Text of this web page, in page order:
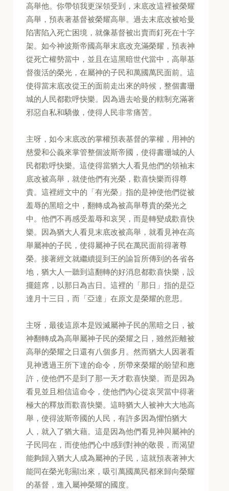
高舉他。你帶領我更深領受到，末底改這裡被榮耀
高舉，預表著基督被榮耀高舉。過去末底改被哈曼
陷害陷入死亡困境，就像基督被出賣而釘死在十字
架。如今神波斯帝國高舉末底改充滿榮耀，預表神
從死亡權勢當中，並且在這黑暗世代當中，高舉基
督復活的榮光，在屬神的子民和萬國萬民面前。這
使得當末底改從王的面前走出來的時候，整個書珊
城的人民都歡呼快樂。因為過去哈曼的轄制充滿著
邪惡自私和驕傲，使得人民非常痛苦。
主呀，如今末底改的掌權預表基督的掌權，用神的
慈愛和公義來掌管整個波斯帝國，使得書珊城的人
民都歡呼快樂。這使得當猶大人看見他們的領袖末
底改被高舉，就使他們有光榮，歡喜快樂而得尊
貴。這裡經文中的「有光榮」指的是神使他們從被
羞辱的黑暗之中，翻轉成為被高舉尊貴的榮光之
中。他們不再感受羞辱和哀哭，而是轉變成歡喜快
樂。因為猶大人看見末底改被高舉，就看見神在高
舉屬神的子民，使得屬神子民在萬民面前得著尊
榮。接著經文就繼續提到王的諭旨所傳到的各省各
地，猶大人一聽到這翻轉的好消息都歡喜快樂，設
擺筵席，以那日為吉日。這裡的「那日」指的是亞
達月十三日，而「亞達」在原文是榮耀的意思。
主呀，最後這原本是毀滅屬神子民的黑暗之日，被
神翻轉成為高舉屬神子民的榮耀之日，雖然距離被
高舉的榮耀之日還有八個多月。然而猶大人因著看
見神透過王所下達的命令，所帶來榮耀的盼望和應
許，使他們不是到了那一天才歡喜快樂。而是因為
看見並且相信這命令，使他們內心從哀哭當中得著
極大的釋放而歡喜快樂。這時猶大人被神大大地高
舉，使得波斯帝國的人民，有許多因為懼怕猶大
人，就入了猶大藉。這是因為他們看見神與屬神的
子民同在，而使他們心中感到對神的敬畏，而渴望
能夠歸入猶大人成為屬神的子民，這就預表著神大
能同在榮光彰顯出來，吸引萬國萬民都來歸向榮耀
的基督，進入屬神榮耀的國度。